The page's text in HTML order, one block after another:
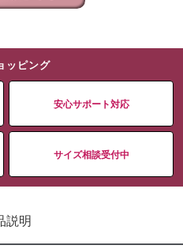
ッピング
安心サポート対応
サイズ相談受付中
説明